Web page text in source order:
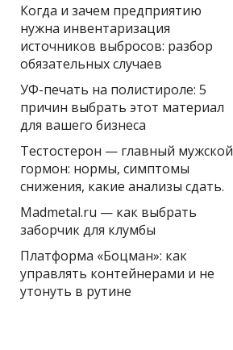
Когда и зачем предприятию
нужна инвентаризация
источников выбросов: разбор
обязательных случаев
УФ-печать на полистироле: 5
причин выбрать этот материал
для вашего бизнеса
Тестостерон — главный мужской
гормон: нормы, симптомы
снижения, какие анализы сдать.
Madmetal.ru — как выбрать
заборчик для клумбы
Платформа «Боцман»: как
управлять контейнерами и не
утонуть в рутине